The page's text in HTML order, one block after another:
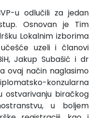
u odlučili za jedan
Osnovan je Tim
Lokalnim izborima
uzeli i članovi
Jakup Subašić i dr
ovaj način naglasimo
konzularna
ostvarivanju biračkog
u boljem